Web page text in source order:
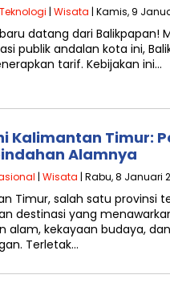
Teknologi | Wisata | Kamis, 9
datang dari Balikpapan!
publik andalan kota ini,
tarif. Kebijakan ini…
Kalimantan Timur:
Alamnya
| Wisata | Rabu, 8 Januari
Timur, salah satu provinsi
destinasi yang
alam, kekayaan budaya,
Terletak…